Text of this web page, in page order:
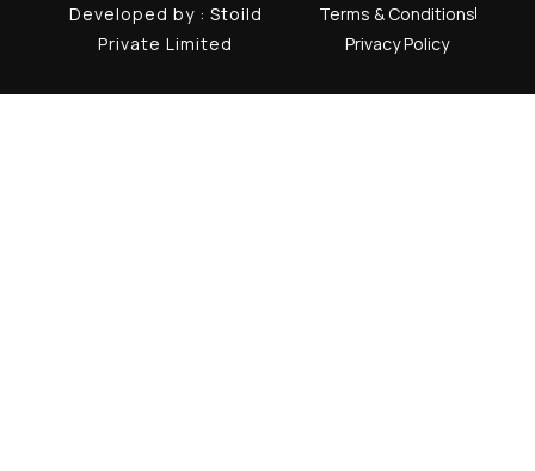
Developed by : Stoild
Private Limited
Terms & Conditions
Privacy Policy